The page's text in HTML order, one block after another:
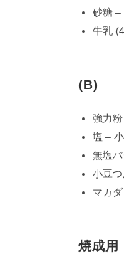
砂糖 –
牛乳
(B)
強力
塩 –
無塩
小豆
マカ
焼成用